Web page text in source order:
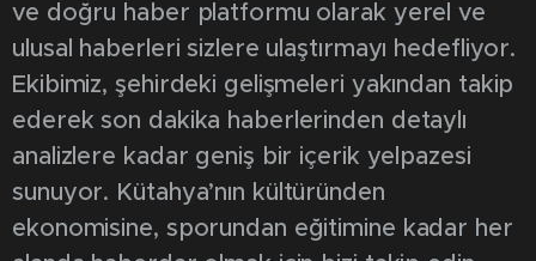
ve doğru haber platformu olarak yerel ve
ulusal haberleri sizlere ulaştırmayı hedefliyor.
Ekibimiz, şehirdeki gelişmeleri yakından takip
ederek son dakika haberlerinden detaylı
analizlere kadar geniş bir içerik yelpazesi
sunuyor. Kütahya’nın kültüründen
ekonomisine, sporundan eğitimine kadar her